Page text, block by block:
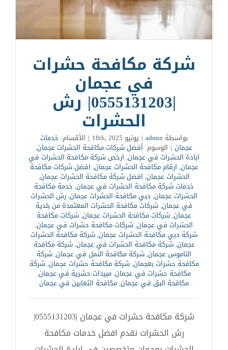
شركة مكافحة حشرات
في عجمان
|0555131203| رش
الحشرات
بواسطة admin
| يونيو 18th, 2025 | الأقسام: خدمات
عجمان | الوسوم: أفضل شركات مكافحة الحشرات عجمان,
ابادة الحشرات في عجمان, ارخص شركة مكافحة الحشرات في
عجمان, ارقام مكافحة الحشرات عجمان, افضل شركات مكافحة
الحشرات عجمان, افضل شركة مكافحة الحشرات عجمان,
خدمات شركة مكافحة الحشرات في عجمان, خدمة مكافحة
الحشرات عجمان, دبي مكافحة الحشرات عجمان,رش الحشرات
في عجمان,شركات مكافحة الحشرات المعتمدة من بلدية
عجمان,شركات مكافحة الحشرات عجمان,شركات مكافحة
الحشرات في عجمان,شركات مكافحة حشرات في عجمان,
شركة دبي مكافحة الحشرات عجمان,شركة مكافحة الحشرات
عجمان,شركة مكافحة الحشرات في عجمان,شركة مكافحة
الناموس عجمان,شركة مكافحة النمل في عجمان,شركة
مكافحة حشرات بعجمان,شركة مكافحة حشرات عجمان,شركة
مكافحة حشرات في عجمان,مبيدات حشرية في عجمان,
مكافحة البق في عجمان,مكافحة الثعابين في عجمان
شركة مكافحة حشرات في عجمان |0555131203|
رش الحشرات نقدم افضل خدمات مكافحة